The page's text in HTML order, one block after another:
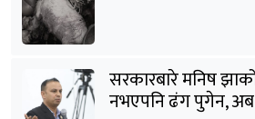
सरकारबारे मनिष
नभएपनि ढंग पुगेन, अब